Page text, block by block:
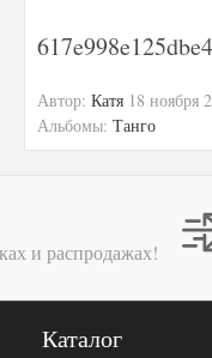
Автор: Катя 18 ноября
Альбомы: Танго
и распродажах!
Каталог